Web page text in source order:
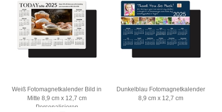
Weiß Fotomagnetkalender Bild in
Mitte 8,9 cm x 12,7 cm
Personalisieren
Dunkelblau Fotomagnetkalender
8,9 cm x 12,7 cm